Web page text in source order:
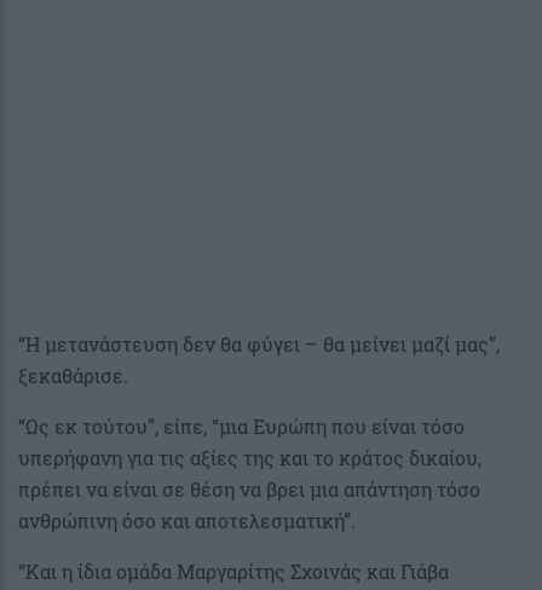
“Η μετανάστευση δεν θα φύγει – θα μείνει μαζί μας”,
ξεκαθάρισε.
“Ως εκ τούτου”, είπε, “μια Ευρώπη που είναι τόσο
υπερήφανη για τις αξίες της και το κράτος δικαίου,
πρέπει να είναι σε θέση να βρει μια απάντηση τόσο
ανθρώπινη όσο και αποτελεσματική”.
“Και η ίδια ομάδα Μαργαρίτης Σχοινάς και Γιάβα